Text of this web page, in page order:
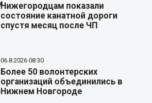
Нижегородцам показали
состояние канатной дороги
спустя месяц после ЧП
06.8.2026 08:30
Более 50 волонтерских
организаций объединились в
Нижнем Новгороде